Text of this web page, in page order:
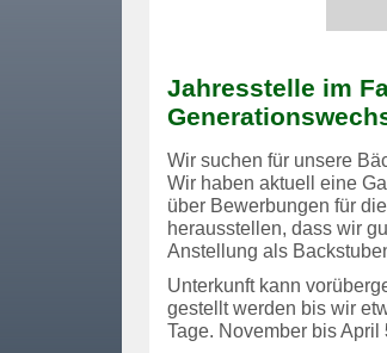
Jahresstelle im
Wir suchen für unsere
Wir haben aktuell eine
über Bewerbungen für
herausstellen, dass wir
Anstellung als
Unterkunft kann
gestellt werden bis wir
Tage. November bis April